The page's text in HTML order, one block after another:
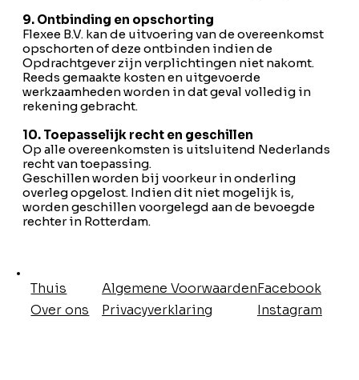
9. Ontbinding en opschorting
Flexee B.V. kan de uitvoering van de overeenkomst
opschorten of deze ontbinden indien de
Opdrachtgever zijn verplichtingen niet nakomt.
Reeds gemaakte kosten en uitgevoerde
werkzaamheden worden in dat geval volledig in
rekening gebracht.
10. Toepasselijk recht en geschillen
Op alle overeenkomsten is uitsluitend Nederlands
recht van toepassing.
Geschillen worden bij voorkeur in onderling
overleg opgelost. Indien dit niet mogelijk is,
worden geschillen voorgelegd aan de bevoegde
rechter in Rotterdam.
Thuis
Over ons
Algemene Voorwaarden
Privacyverklaring
Facebook
Instagram